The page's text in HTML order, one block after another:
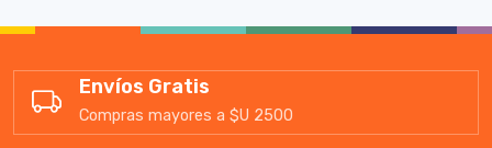
Envíos Gratis
Compras mayores a $U 2500